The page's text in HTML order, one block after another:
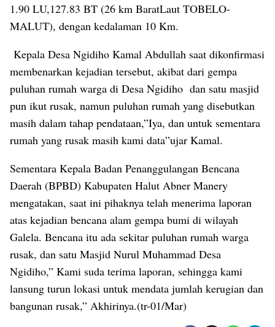
1.90 LU,127.83 BT (26 km BaratLaut TOBELO-
MALUT), dengan kedalaman 10 Km.
Kepala Desa Ngidiho Kamal Abdullah saat dikonfirmasi
membenarkan kejadian tersebut, akibat dari gempa
puluhan rumah warga di Desa Ngidiho dan satu masjid
pun ikut rusak, namun puluhan rumah yang disebutkan
masih dalam tahap pendataan,”Iya, dan untuk sementara
rumah yang rusak masih kami data”ujar Kamal.
Sementara Kepala Badan Penanggulangan Bencana
Daerah (BPBD) Kabupaten Halut Abner Manery
mengatakan, saat ini pihaknya telah menerima laporan
atas kejadian bencana alam gempa bumi di wilayah
Galela. Bencana itu ada sekitar puluhan rumah warga
rusak, dan satu Masjid Nurul Muhammad Desa
Ngidiho,” Kami suda terima laporan, sehingga kami
lansung turun lokasi untuk mendata jumlah kerugian dan
bangunan rusak,” Akhirinya.(tr-01/Mar)